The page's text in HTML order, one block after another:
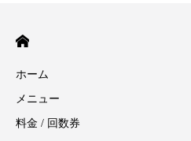
ホーム
メニュー
料金 / 回数券